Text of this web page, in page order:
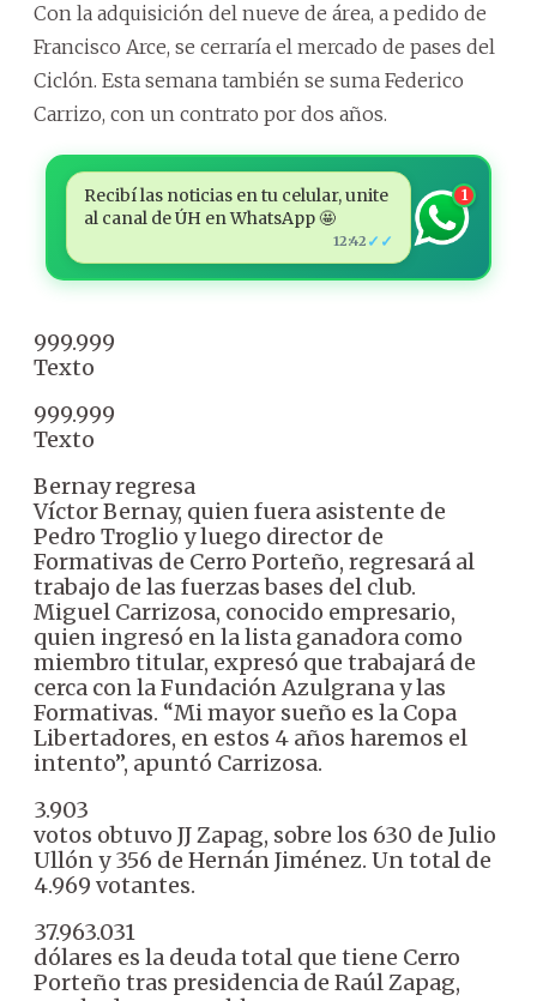
Con la adquisición del nueve de área, a pedido de
Francisco Arce, se cerraría el mercado de pases del
Ciclón. Esta semana también se suma Federico
Carrizo, con un contrato por dos años.
Recibí las noticias en tu celular, unite
al canal de ÚH en WhatsApp 🤩
12:42 ✓✓
1
999.999
Texto
999.999
Texto
Bernay regresa
Víctor Bernay, quien fuera asistente de
Pedro Troglio y luego director de
Formativas de Cerro Porteño, regresará al
trabajo de las fuerzas bases del club.
Miguel Carrizosa, conocido empresario,
quien ingresó en la lista ganadora como
miembro titular, expresó que trabajará de
cerca con la Fundación Azulgrana y las
Formativas. “Mi mayor sueño es la Copa
Libertadores, en estos 4 años haremos el
intento”, apuntó Carrizosa.
3.903
votos obtuvo JJ Zapag, sobre los 630 de Julio
Ullón y 356 de Hernán Jiménez. Un total de
4.969 votantes.
37.963.031
dólares es la deuda total que tiene Cerro
Porteño tras presidencia de Raúl Zapag,